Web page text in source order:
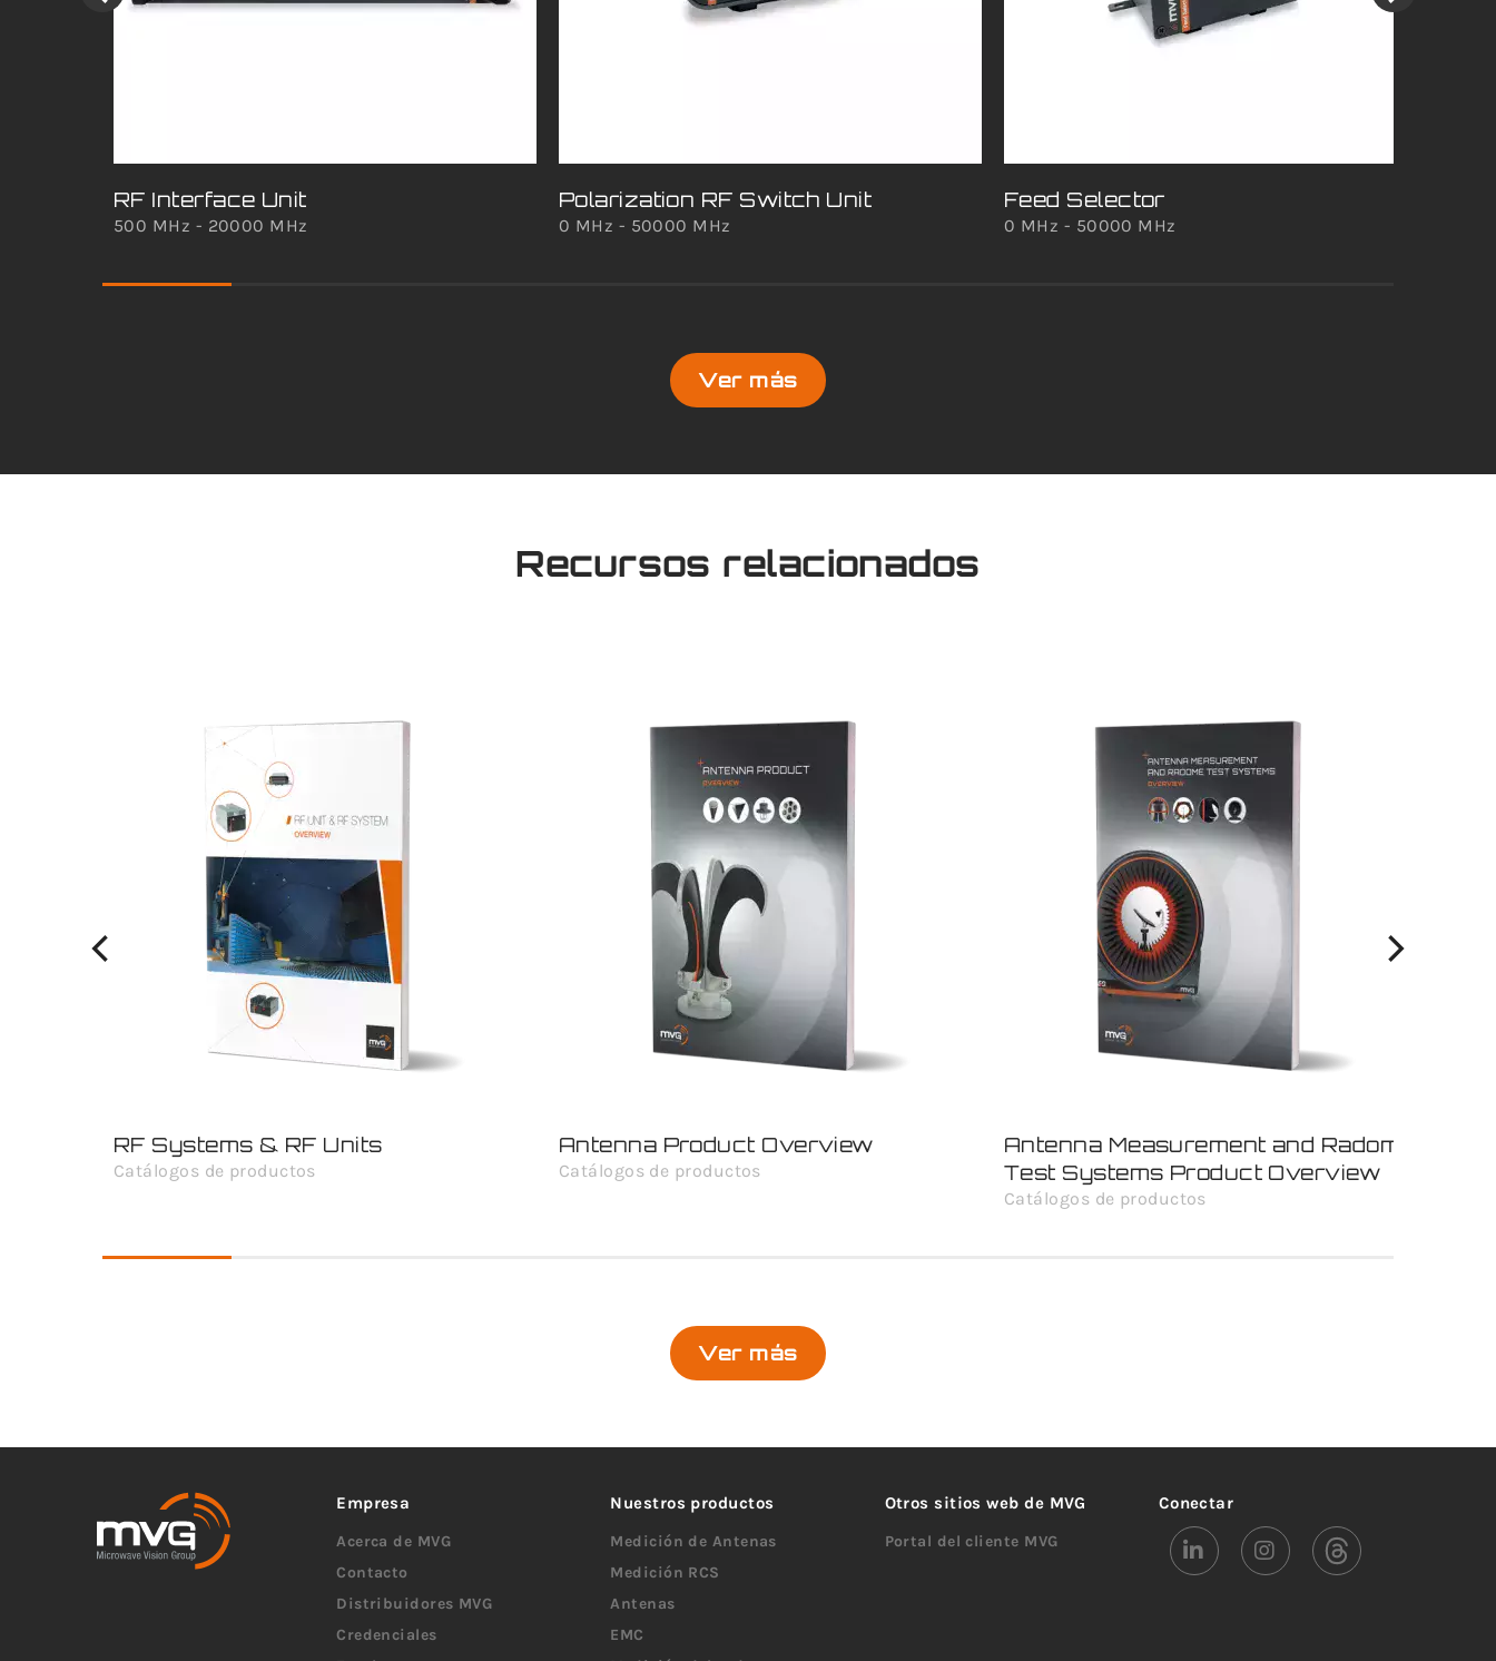
RF Interface Unit
500 MHz - 20000 MHz
Polarization RF Switch Unit
0 MHz - 50000 MHz
Feed Selector
0 MHz - 50000 MHz
Ver más
Recursos relacionados
RF Systems & RF Units
Catálogos de productos
Antenna Product Overview
Catálogos de productos
Antenna Measurement and Radome
Test Systems Product Overview
Catálogos de productos
Ver más
Empresa
Acerca de MVG
Contacto
Distribuidores MVG
Credenciales
Nuestros productos
Medición de Antenas
Medición RCS
Antenas
EMC
Otros sitios web de MVG
Portal del cliente MVG
Conectar